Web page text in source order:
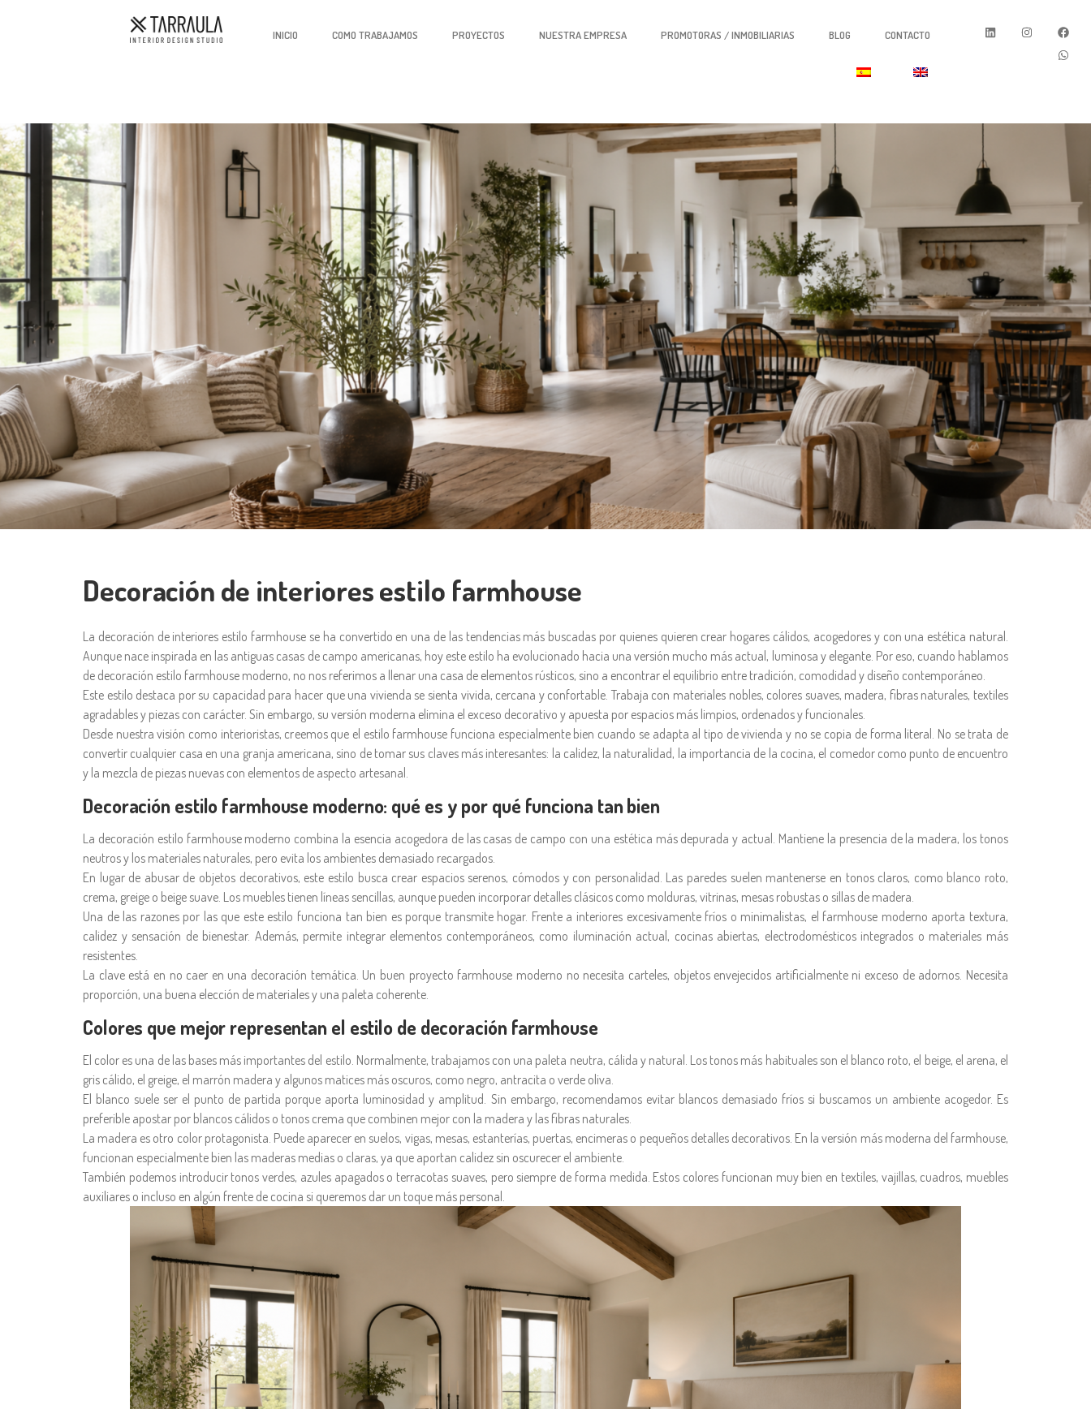
INICIO COMO TRABAJAMOS PROYECTOS NUESTRA EMPRESA PROMOTORAS / INMOBILIARIAS BLOG CONTACTO
Decoración de interiores estilo farmhouse
La decoración de interiores estilo farmhouse se ha convertido en una de las tendencias más buscadas por quienes quieren crear hogares cálidos, acogedores y con una estética natural.
Aunque nace inspirada en las antiguas casas de campo americanas, hoy este estilo ha evolucionado hacia una versión mucho más actual, luminosa y elegante. Por eso, cuando hablamos
de decoración estilo farmhouse moderno, no nos referimos a llenar una casa de elementos rústicos, sino a encontrar el equilibrio entre tradición, comodidad y diseño contemporáneo.
Este estilo destaca por su capacidad para hacer que una vivienda se sienta vivida, cercana y confortable. Trabaja con materiales nobles, colores suaves, madera, fibras naturales, textiles
agradables y piezas con carácter. Sin embargo, su versión moderna elimina el exceso decorativo y apuesta por espacios más limpios, ordenados y funcionales.
Desde nuestra visión como interioristas, creemos que el estilo farmhouse funciona especialmente bien cuando se adapta al tipo de vivienda y no se copia de forma literal. No se trata de
convertir cualquier casa en una granja americana, sino de tomar sus claves más interesantes: la calidez, la naturalidad, la importancia de la cocina, el comedor como punto de encuentro
y la mezcla de piezas nuevas con elementos de aspecto artesanal.
Decoración estilo farmhouse moderno: qué es y por qué funciona tan bien
La decoración estilo farmhouse moderno combina la esencia acogedora de las casas de campo con una estética más depurada y actual. Mantiene la presencia de la madera, los tonos
neutros y los materiales naturales, pero evita los ambientes demasiado recargados.
En lugar de abusar de objetos decorativos, este estilo busca crear espacios serenos, cómodos y con personalidad. Las paredes suelen mantenerse en tonos claros, como blanco roto,
crema, greige o beige suave. Los muebles tienen líneas sencillas, aunque pueden incorporar detalles clásicos como molduras, vitrinas, mesas robustas o sillas de madera.
Una de las razones por las que este estilo funciona tan bien es porque transmite hogar. Frente a interiores excesivamente fríos o minimalistas, el farmhouse moderno aporta textura,
calidez y sensación de bienestar. Además, permite integrar elementos contemporáneos, como iluminación actual, cocinas abiertas, electrodomésticos integrados o materiales más
resistentes.
La clave está en no caer en una decoración temática. Un buen proyecto farmhouse moderno no necesita carteles, objetos envejecidos artificialmente ni exceso de adornos. Necesita
proporción, una buena elección de materiales y una paleta coherente.
Colores que mejor representan el estilo de decoración farmhouse
El color es una de las bases más importantes del estilo. Normalmente, trabajamos con una paleta neutra, cálida y natural. Los tonos más habituales son el blanco roto, el beige, el arena, el
gris cálido, el greige, el marrón madera y algunos matices más oscuros, como negro, antracita o verde oliva.
El blanco suele ser el punto de partida porque aporta luminosidad y amplitud. Sin embargo, recomendamos evitar blancos demasiado fríos si buscamos un ambiente acogedor. Es
preferible apostar por blancos cálidos o tonos crema que combinen mejor con la madera y las fibras naturales.
La madera es otro color protagonista. Puede aparecer en suelos, vigas, mesas, estanterías, puertas, encimeras o pequeños detalles decorativos. En la versión más moderna del farmhouse,
funcionan especialmente bien las maderas medias o claras, ya que aportan calidez sin oscurecer el ambiente.
También podemos introducir tonos verdes, azules apagados o terracotas suaves, pero siempre de forma medida. Estos colores funcionan muy bien en textiles, vajillas, cuadros, muebles
auxiliares o incluso en algún frente de cocina si queremos dar un toque más personal.